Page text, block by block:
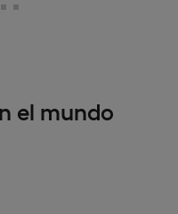
el mundo